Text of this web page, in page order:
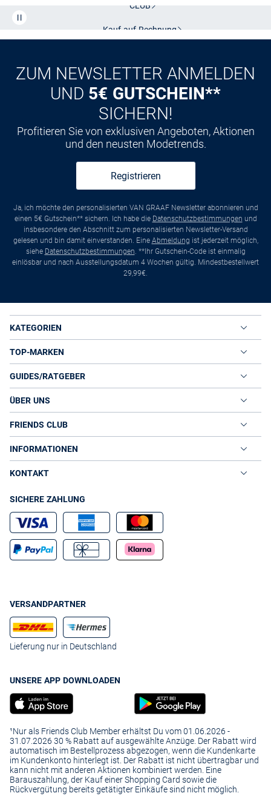
CLUB
Kauf auf Rechnung
ZUM NEWSLETTER ANMELDEN
UND 5€ GUTSCHEIN**
SICHERN!
Profitieren Sie von exklusiven Angeboten, Aktionen
und den neusten Modetrends.
Registrieren
Ja, ich möchte den personalisierten VAN GRAAF Newsletter abonnieren und
einen 5€ Gutschein** sichern. Ich habe die Datenschutzbestimmungen und
insbesondere den Abschnitt zum personalisierten Newsletter-Versand
gelesen und bin damit einverstanden. Eine Abmeldung ist jederzeit möglich,
siehe Datenschutzbestimmungen. **Ihr Gutschein-Code ist einmalig
einlösbar und nach Ausstellungsdatum 4 Wochen gültig. Mindestbestellwert
29,99€.
KATEGORIEN
TOP-MARKEN
GUIDES/RATGEBER
ÜBER UNS
FRIENDS CLUB
INFORMATIONEN
KONTAKT
SICHERE ZAHLUNG
VERSANDPARTNER
Lieferung nur in Deutschland
UNSERE APP DOWNLOADEN
¹Nur als Friends Club Member erhältst Du vom 01.06.2026 -
31.07.2026 30 % Rabatt auf ausgewählte Anzüge. Der Rabatt wird
automatisch im Bestellprozess abgezogen, wenn die Kundenkarte
im Kundenkonto hinterlegt ist. Der Rabatt ist nicht übertragbar und
kann nicht mit anderen Aktionen kombiniert werden. Eine
Barauszahlung, der Kauf einer Shopping Card sowie die
Rückvergütung bereits getätigter Einkäufe sind nicht möglich.